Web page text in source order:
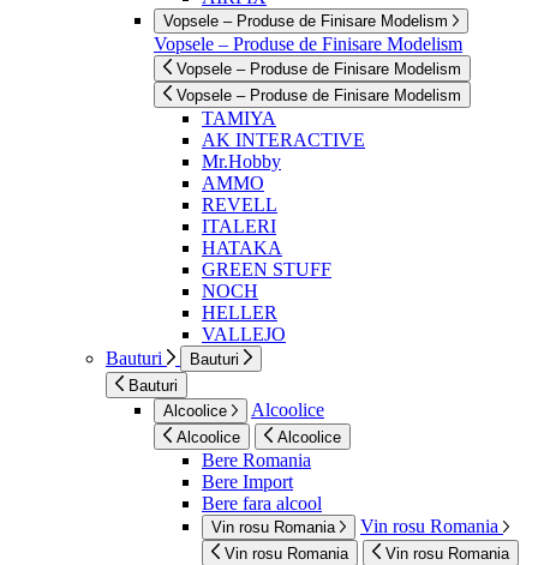
Vopsele – Produse de Finisare Modelism
Vopsele – Produse de Finisare Modelism
Vopsele – Produse de Finisare Modelism
Vopsele – Produse de Finisare Modelism
TAMIYA
AK INTERACTIVE
Mr.Hobby
AMMO
REVELL
ITALERI
HATAKA
GREEN STUFF
NOCH
HELLER
VALLEJO
Bauturi
Bauturi
Bauturi
Alcoolice
Alcoolice
Alcoolice Alcoolice
Bere Romania
Bere Import
Bere fara alcool
Vin rosu Romania Vin rosu Romania
Vin rosu Romania Vin rosu Romania